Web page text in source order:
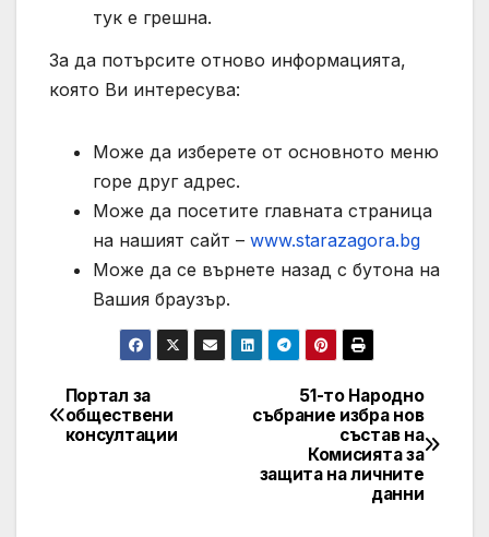
тук е грешна.
За да потърсите отново информацията,
която Ви интересува:
Може да изберете от основното меню
горе друг адрес.
Може да посетите главната страница
на нашият сайт – www.starazagora.bg
Може да се върнете назад с бутона на
Вашия браузър.
Post
navigation
51-то Народно
събрание избра нов
състав на
Комисията за
защита на личните
данни
Портал за
обществени
консултации